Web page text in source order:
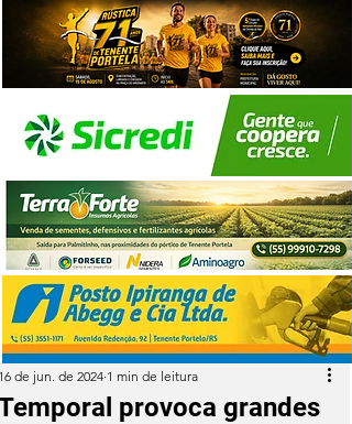
provoca grandes
de jun. de 2024 1 min de leitura